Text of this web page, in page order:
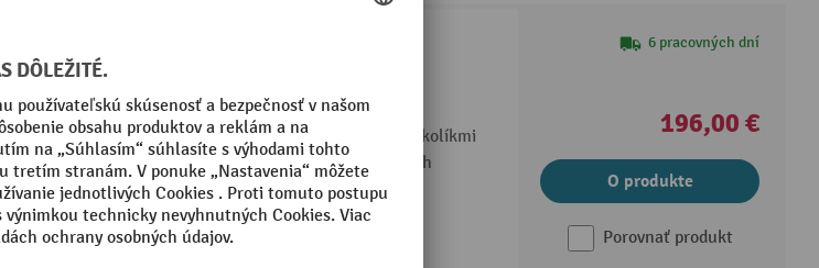
Ľahký, kompaktný a dostupný v najrôznejších
vyhotoveniach
Jazdu umožňujú 4 vodiace kolesá so zaisťovacími kolíkmi
So spojovacou priečkou na kombinovanie viacerých
dopravníkov
2 Varianty
6 pracovných dní
196,00 €
O produkte
Porovnať produkt